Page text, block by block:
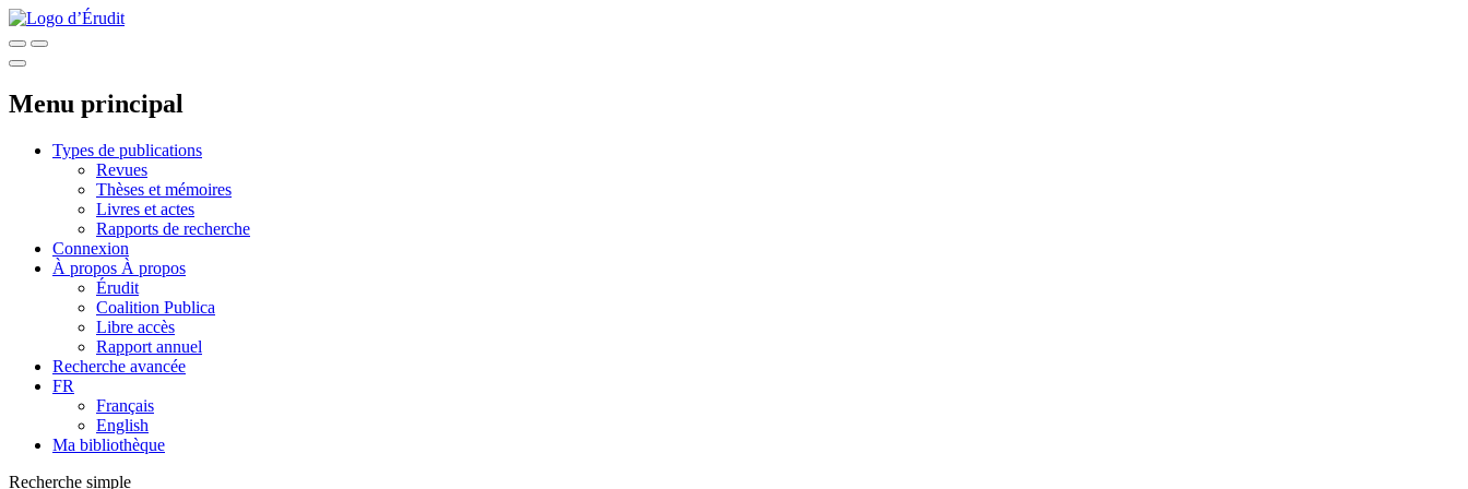
Menu principal
Types de publications
Revues
Thèses et mémoires
Livres et actes
Rapports de recherche
Connexion
À propos À propos
Érudit
Coalition Publica
Libre accès
Rapport annuel
Recherche avancée
FR
Français
English
Ma bibliothèque
Recherche simple